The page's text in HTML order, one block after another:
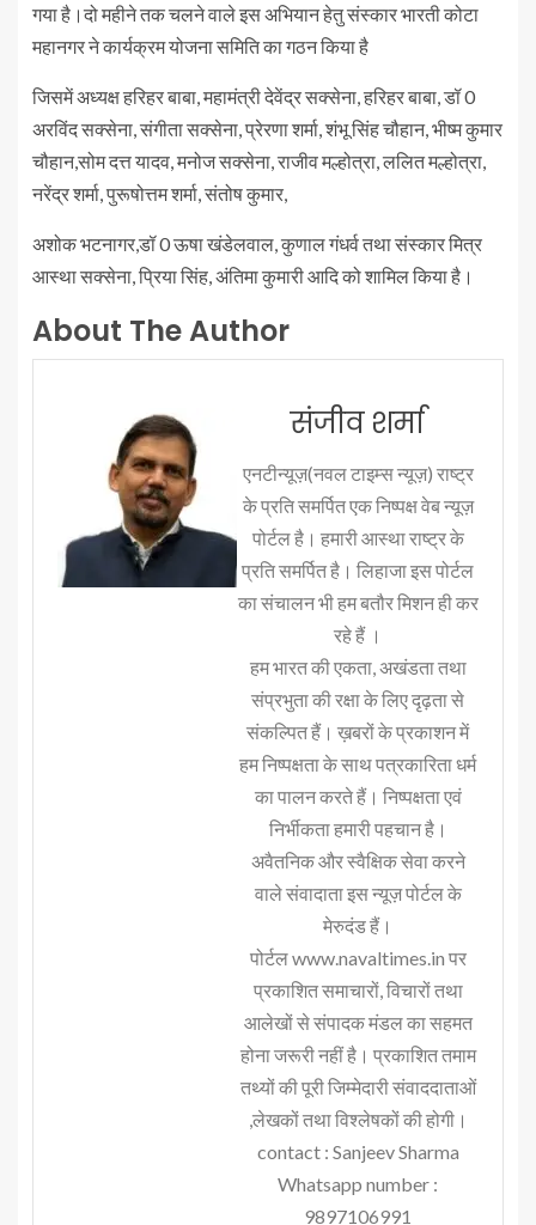
गया है।दो महीने तक चलने वाले इस अभियान हेतु संस्कार भारती कोटा
महानगर ने कार्यक्रम योजना समिति का गठन किया है
जिसमें अध्यक्ष हरिहर बाबा, महामंत्री देवेंद्र सक्सेना, हरिहर बाबा, डॉ 0
अरविंद सक्सेना, संगीता सक्सेना, प्रेरणा शर्मा, शंभू सिंह चौहान, भीष्म कुमार
चौहान,सोम दत्त यादव, मनोज सक्सेना, राजीव मल्होत्रा, ललित मल्होत्रा,
नरेंद्र शर्मा, पुरूषोत्तम शर्मा, संतोष कुमार,
अशोक भटनागर,डॉ 0 ऊषा खंडेलवाल, कुणाल गंधर्व तथा संस्कार मित्र
आस्था सक्सेना, प्रिया सिंह, अंतिमा कुमारी आदि को शामिल किया है।
About The Author
संजीव शर्मा
एनटीन्यूज़(नवल टाइम्स न्यूज़) राष्ट्र
के प्रति समर्पित एक निष्पक्ष वेब न्यूज़
पोर्टल है। हमारी आस्था राष्ट्र के
प्रति समर्पित है। लिहाजा इस पोर्टल
का संचालन भी हम बतौर मिशन ही कर
रहे हैं ।
हम भारत की एकता, अखंडता तथा
संप्रभुता की रक्षा के लिए दृढ़ता से
संकल्पित हैं। ख़बरों के प्रकाशन में
हम निष्पक्षता के साथ पत्रकारिता धर्म
का पालन करते हैं। निष्पक्षता एवं
निर्भीकता हमारी पहचान है।
अवैतनिक और स्वैक्षिक सेवा करने
वाले संवादाता इस न्यूज़ पोर्टल के
मेरुदंड हैं।
पोर्टल www.navaltimes.in पर
प्रकाशित समाचारों, विचारों तथा
आलेखों से संपादक मंडल का सहमत
होना जरूरी नहीं है। प्रकाशित तमाम
तथ्यों की पूरी जिम्मेदारी संवाददाताओं
,लेखकों तथा विश्लेषकों की होगी।
contact : Sanjeev Sharma
Whatsapp number :
9897106991